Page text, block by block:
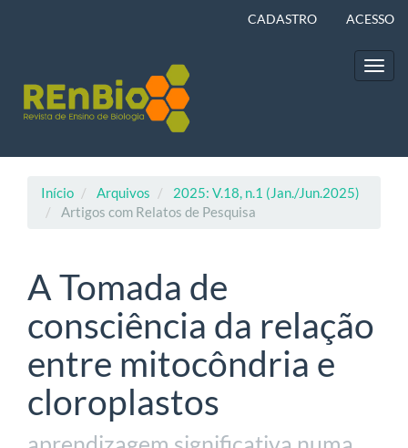
Barra
Lateral
CADASTRO ACESSO
Início Arquivos
2025: V.18, n.1 (Jan./Jun.2025)
Artigos com Relatos de Pesquisa
A Tomada de
consciência da relação
entre mitocôndria e
cloroplastos